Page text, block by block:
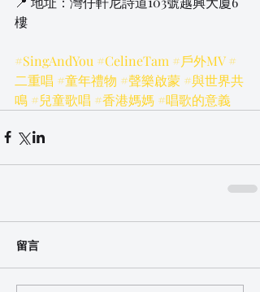
樓
#SingAndYou #CelineTam #戶外MV #
二重唱 #童年禮物 #聲樂啟蒙 #與世界共
鳴 #兒童歌唱 #香港媽媽 #唱歌的意義
留言